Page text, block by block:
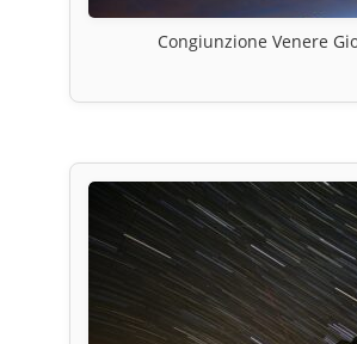
Congiunzione Venere